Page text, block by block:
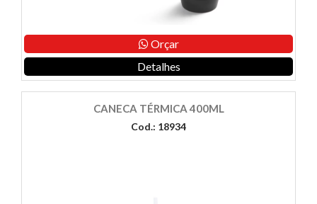
Orçar
Detalhes
CANECA TÉRMICA 400ML
Cod.: 18934